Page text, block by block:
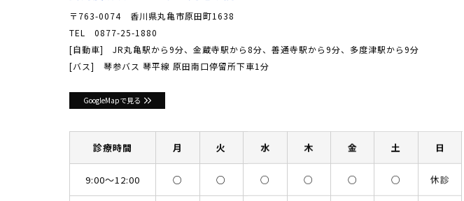
〒763-0074 香川県丸亀市原田町1638
TEL 0877-25-1880
[自動車] JR丸亀駅から9分、金蔵寺駅から8分、善通寺駅から9分、多度津駅から9分
[バス] 琴参バス 琴平線 原田南口停留所下車1分
GoogleMapで見る
診療時間 月 火 水 木 金 土 日
9:00〜12:00 ○ ○ ○ ○ ○ ○ 休診